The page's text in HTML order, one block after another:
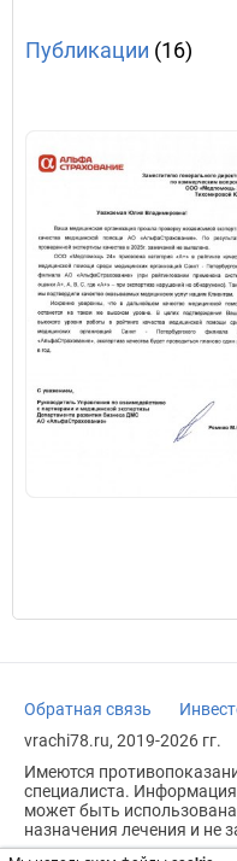
Публикации (16)
Обратная связь
vrachi78.ru, 2019-2026 гг.
Имеются
специалиста.
может быть
назначения лечения и не